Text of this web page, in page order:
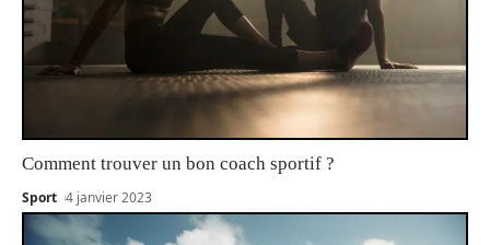
Comment trouver un bon coach sportif ?
Sport 4 janvier 2023